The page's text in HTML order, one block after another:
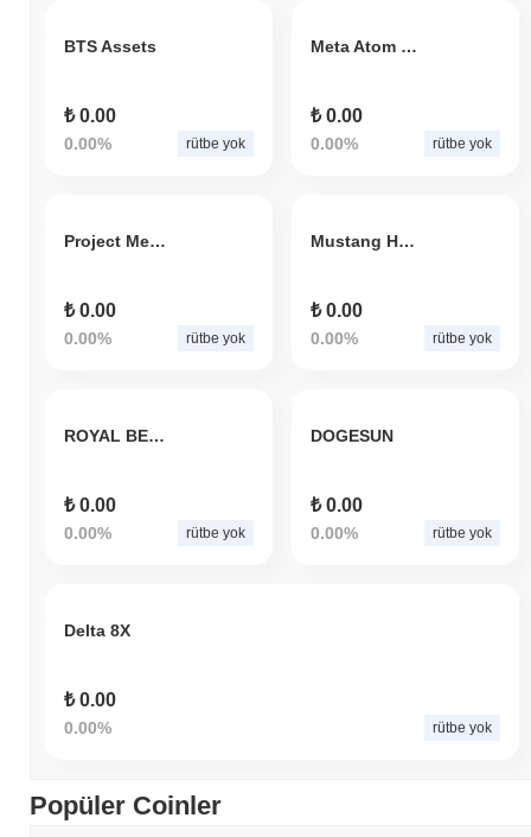
BTS Assets
₺ 0.00
0.00% rütbe yok
Meta Atom Verse
₺ 0.00
0.00% rütbe yok
Project MetaFi
₺ 0.00
0.00% rütbe yok
Mustang Horse Racing Token
₺ 0.00
0.00% rütbe yok
ROYAL BEAR
₺ 0.00
0.00% rütbe yok
DOGESUN
₺ 0.00
0.00% rütbe yok
Delta 8X
₺ 0.00
0.00% rütbe yok
Popüler Coinler